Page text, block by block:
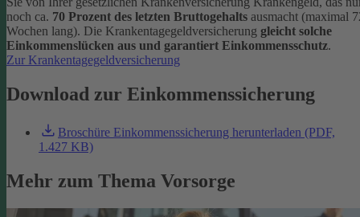
noch ca. 70 Prozent des letzten Bruttogehalts ausmacht (maximal
Wochen lang). Die Krankentagegeldversicherung gleicht solche
Einkommenslücken aus und garantiert Einkommensschutz.
Zur Krankentagegeldversicherung
Download zur Einkommenssicherung
Broschüre Einkommenssicherung herunterladen (PDF,
1.427 KB)
Mehr zum Thema Vorsorge